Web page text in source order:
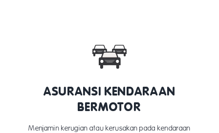
ASURANSI KENDARAAN
BERMOTOR
Menjamin kerugian atau kerusakan pada kendaraan